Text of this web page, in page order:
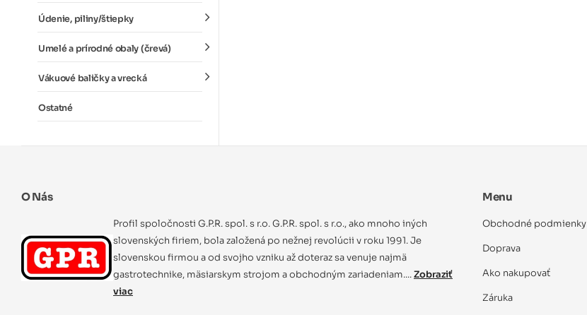
Údenie, piliny/štiepky
Umelé a prírodné obaly (črevá)
Vákuové baličky a vrecká
Ostatné
O Nás
Profil spoločnosti G.P.R. spol. s r.o. G.P.R. spol. s r.o., ako mnoho iných
slovenských firiem, bola založená po nežnej revolúcii v roku 1991. Je
slovenskou firmou a od svojho vzniku až doteraz sa venuje najmä
gastrotechnike, mäsiarskym strojom a obchodným zariadeniam....Zobraziť
viac
Menu
Obchodné podmienky
Doprava
Ako nakupovať
Záruka